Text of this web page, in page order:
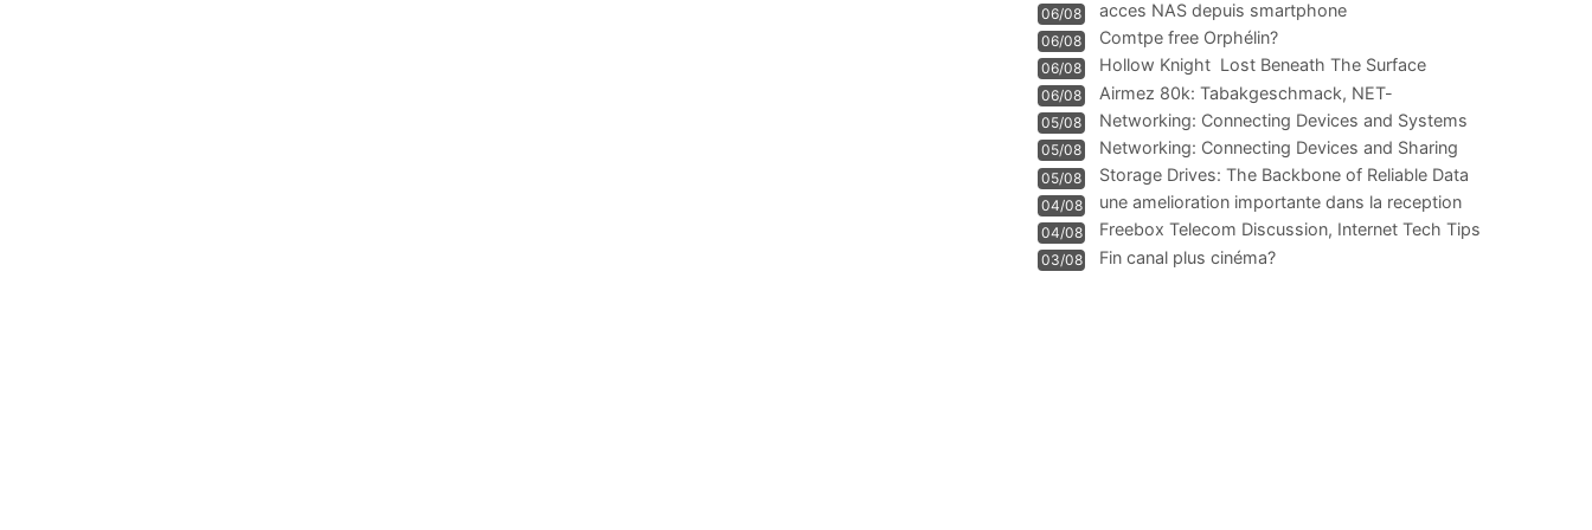
06/08 acces NAS depuis smartphone
06/08 Comtpe free Orphélin?
06/08 Hollow Knight  Lost Beneath The Surface
06/08
Airmez 80k: Tabakgeschmack, NET-
Technologie und Leistung im
05/08 Networking: Connecting Devices and Systems
05/08
Networking: Connecting Devices and Sharing
Information
05/08
Storage Drives: The Backbone of Reliable Data
Management
04/08
une amelioration importante dans la reception
WIFI
04/08
Freebox Telecom Discussion, Internet Tech Tips
Communi
03/08 Fin canal plus cinéma?